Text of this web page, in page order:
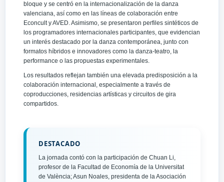
bloque y se centró en la internacionalización de la danza
valenciana, así como en las líneas de colaboración entre
Econcult y AVED. Asimismo, se presentaron perfiles sintéticos de
los programadores internacionales participantes, que evidencian
un interés destacado por la danza contemporánea, junto con
formatos híbridos e innovadores como la danza-teatro, la
performance o las propuestas experimentales.
Los resultados reflejan también una elevada predisposición a la
colaboración internacional, especialmente a través de
coproducciones, residencias artísticas y circuitos de gira
compartidos.
DESTACADO
La jornada contó con la participación de Chuan Li,
profesor de la Facultad de Economía de la Universitat
de València; Asun Noales, presidenta de la Asociación